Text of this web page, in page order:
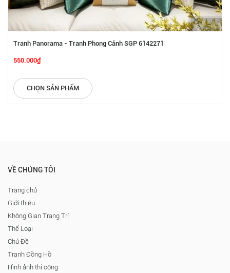
Tranh Panorama - Tranh Phong Cảnh SGP 6142271
550.000₫
CHỌN SẢN PHẨM
VỀ CHÚNG TÔI
Trang chủ
Giới thiệu
Không Gian Trang Trí
Thể Loại
Chủ Đề
Tranh Đồng Hồ
Hình ảnh thi công